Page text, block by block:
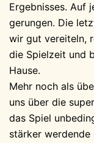
Ergebnisses. Auf
gerungen. Die
wir gut vereiteln,
die Spielzeit und
Hause.
Mehr noch als
uns über die
das Spiel
stärker werdende